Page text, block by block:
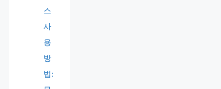
스
사
용
방
법: